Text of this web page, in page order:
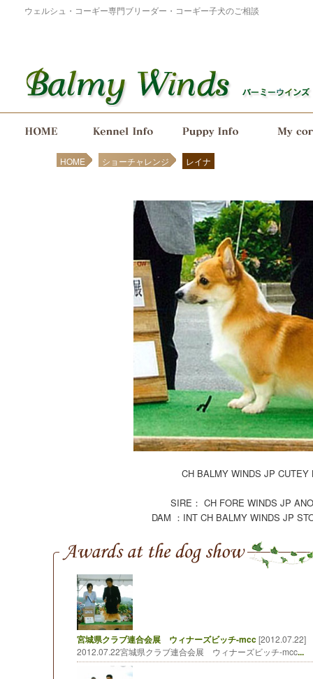
ウェルシュ・コーギー専門ブリーダー・コーギー子犬のご相談
メインコンテンツへ移動
サブコンテンツへ移動
HOME ショーチャレンジ レイナ
CH BALMY WINDS JP
SIRE： CH FORE WINDS JP
DAM ：INT CH BALMY WINDS JP
宮城県クラブ連合会展 ウィナーズビッチ-mcc[2012.07.22]
2012.07.22宮城県クラブ連合会展 ウィナーズビッチ-mcc...